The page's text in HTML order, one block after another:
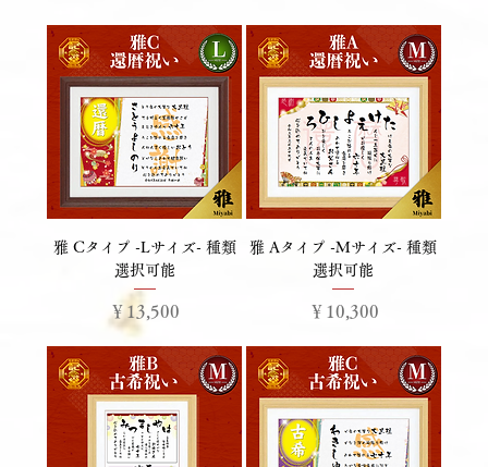
雅 Cタイプ -Lサイズ- 種類
選択可能
価格
￥13,500
雅 Aタイプ -Mサイズ- 種類
選択可能
価格
￥10,300